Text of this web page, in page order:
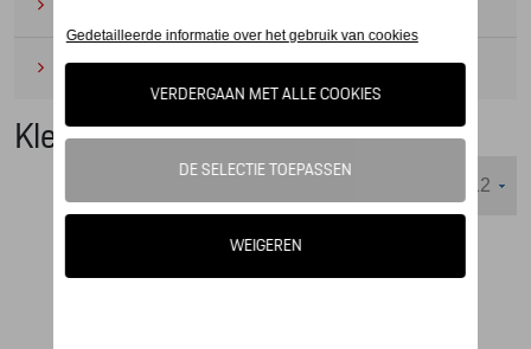
Onderhoudsproducten(1)
Kleding